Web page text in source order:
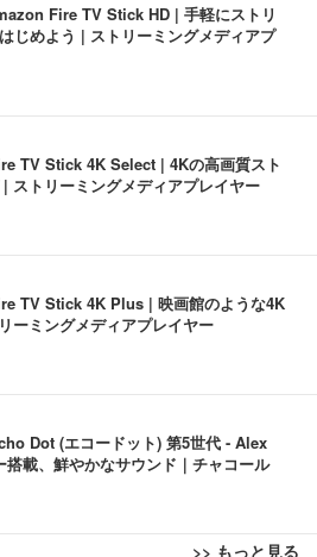
Fire TV Stick HD | 手軽にストリ
じめよう | ストリーミングメディアプ
TV Stick 4K Select | 4Kの高画質スト
| ストリーミングメディアプレイヤー
TV Stick 4K Plus | 映画館のような4K
ーミングメディアプレイヤー
Dot (エコードット) 第5世代 - Alex
搭載、鮮やかなサウンド｜チャコール
>> もっと見る